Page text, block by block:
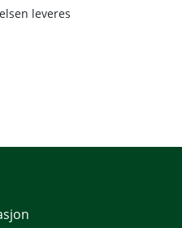
leveres